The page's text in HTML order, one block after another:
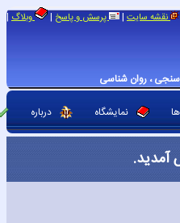
، روان شناسی
نقشه سایت | پرسش و پاسخ | وبلاگ |
نمایشگاه درباره